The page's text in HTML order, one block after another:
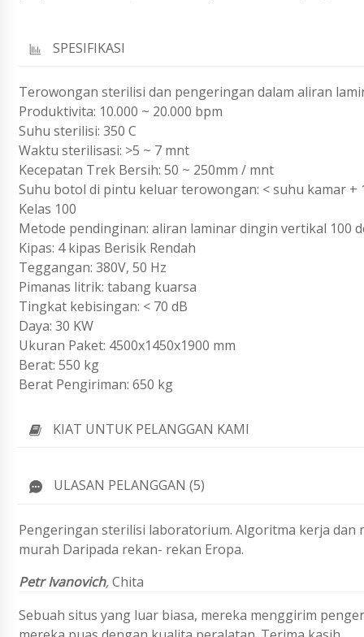
SPESIFIKASI
Terowongan sterilisi dan pengeringan dalam aliran
Produktivita: 10.000 ~ 20.000 bpm
Suhu sterilisi: 350 C
Waktu sterilisasi: >5 ~ 7 mnt
Kecepatan Trek Bersih: 50 ~ 250mm / mnt
Suhu botol di pintu keluar terowongan: < suhu kamar +
Kelas 100
Metode pendinginan: aliran laminar dingin vertikal 100
Kipas: 4 kipas Berisik Rendah
Teggangan: 380V, 50 Hz
Pimanas litrik: tabang kuarsa
Tingkat kebisingan: < 70 dB
Daya: 30 KW
Ukuran Paket: 4500x1450x1900 mm
Berat: 550 kg
Berat Pengiriman: 650 kg
KIAT UNTUK PELANGGAN KAMI
ULASAN PELANGGAN (5)
Pengeringan sterilisi laboratorium. Algoritma kerja dan
murah Daripada rekan- rekan Eropa.
Petr Ivanovich,Chita
Sebuah situs yang luar biasa, mereka menggirim